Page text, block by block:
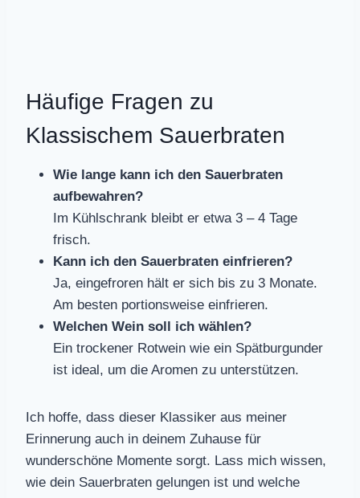
Häufige Fragen zu
Klassischem Sauerbraten
Wie lange kann ich den Sauerbraten
aufbewahren?
Im Kühlschrank bleibt er etwa 3 – 4 Tage
frisch.
Kann ich den Sauerbraten einfrieren?
Ja, eingefroren hält er sich bis zu 3 Monate.
Am besten portionsweise einfrieren.
Welchen Wein soll ich wählen?
Ein trockener Rotwein wie ein Spätburgunder
ist ideal, um die Aromen zu unterstützen.
Ich hoffe, dass dieser Klassiker aus meiner
Erinnerung auch in deinem Zuhause für
wunderschöne Momente sorgt. Lass mich wissen,
wie dein Sauerbraten gelungen ist und welche